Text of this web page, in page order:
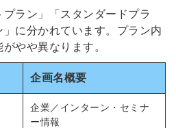
ラン」「スタンダードプラ
に分かれています。プラン内
やや異なります。
企画名概要
企業／インターン・セミナ
ー情報
採用課題の解決、新しい採用の
取り組みなどを取材したインタ
ビュー記事が読める
採用にまつわる独自の調査レポ
ートが届く
採用に役立つ記事・資料が届く